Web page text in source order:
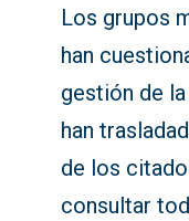
Los grupos
han
gestión de
han
de los
consultar